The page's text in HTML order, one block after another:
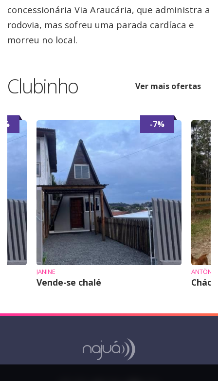
concessionária Via Araucária, que administra a
rodovia, mas sofreu uma parada cardíaca e
morreu no local.
Clubinho Ver mais ofertas
-7%
JANINE
Vende-se chalé
ANTÔNIO